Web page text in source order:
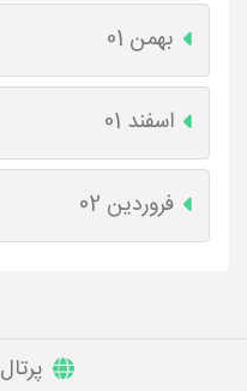
بهمن 01
اسفند 01
فروردین 02
پرتال